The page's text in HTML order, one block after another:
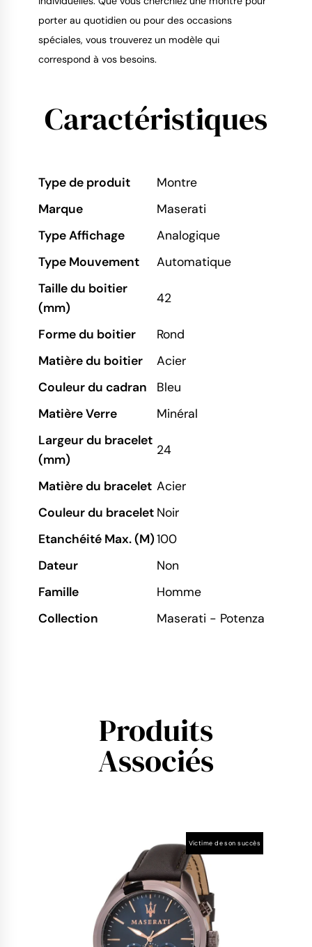
porter au quotidien ou pour des occasions
spéciales, vous trouverez un modèle qui
correspond à vos besoins.
Caractéristiques
Type de produit
Montre
Marque
Maserati
Type Affichage
Analogique
Type Mouvement
Automatique
Taille du boitier
(mm)
42
Forme du boitier
Rond
Matière du boitier
Acier
Couleur du cadran
Bleu
Matière Verre
Minéral
Largeur du bracelet
(mm)
24
Matière du bracelet Acier
Couleur du bracelet Noir
Etanchéité Max. (M)100
Dateur
Non
Famille
Homme
Collection
Maserati - Potenza
Produits
Associés
Victime de son succès